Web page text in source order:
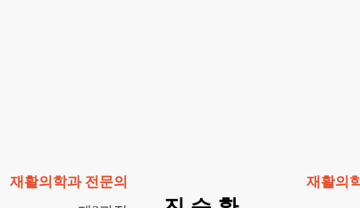
재활의학과 전문의 재활의